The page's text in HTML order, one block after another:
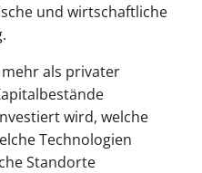
und wirtschaftliche
als privater
wird, welche
Technologien
Standorte